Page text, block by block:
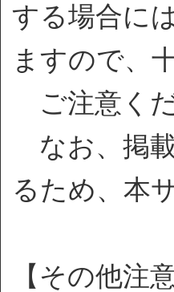
する場合に
ますので、
ご注意くだ
なお、掲
るため、本
【その他注